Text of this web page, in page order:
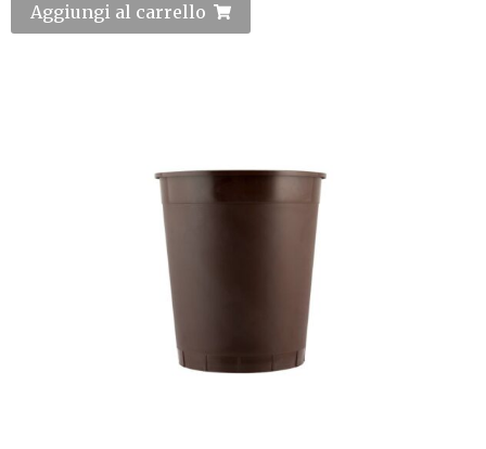
Aggiungi al carrello